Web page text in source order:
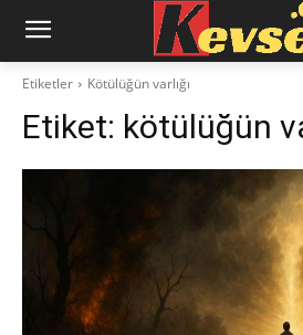
Etiketler Kötülüğün varlığı
Etiket: kötülüğün